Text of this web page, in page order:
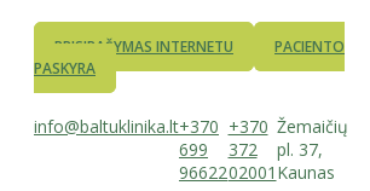
PRISIRAŠYMAS INTERNETU
PACIENTO
PASKYRA
info@baltuklinika.lt+370
699
96622
+370
372
02001
Žemaičių
pl. 37,
Kaunas